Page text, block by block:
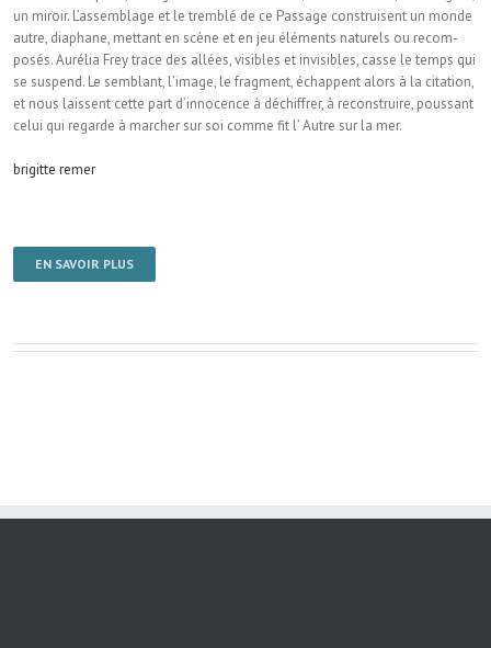
un miroir. L’assemblage et le tremblé de ce Passage construisent un monde
autre, diaphane, mettant en scène et en jeu éléments naturels ou recom­
posés. Aurélia Frey trace des allées, visibles et invisibles, casse le temps qui
se suspend. Le semblant, l’image, le fragment, échappent alors à la citation,
et nous laissent cette part d’inno­cence à déchiffrer, à reconstruire, poussant
celui qui regarde à marcher sur soi comme fit l’ Autre sur la mer.
brigitte remer
EN SAVOIR PLUS